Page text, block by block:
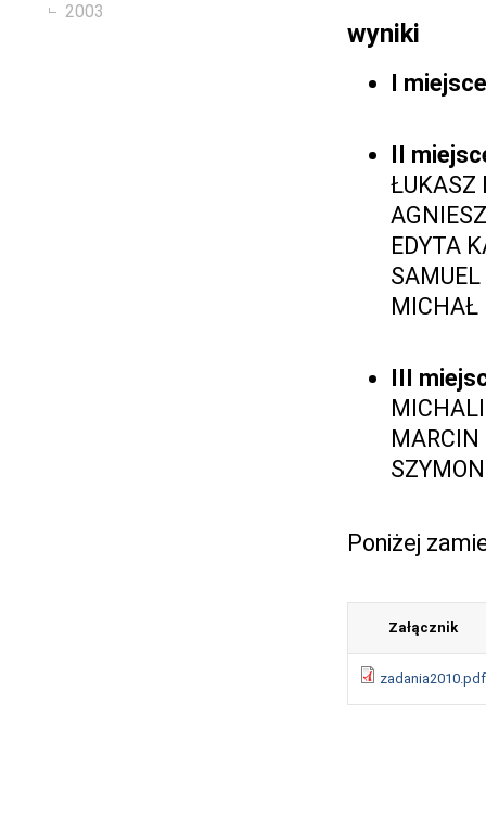
2003
wyniki
I
II
ŁUKASZ
EDYTA
MICHAŁ
III
MARCIN
Poniżej
Załącznik
zadania2010.pdf